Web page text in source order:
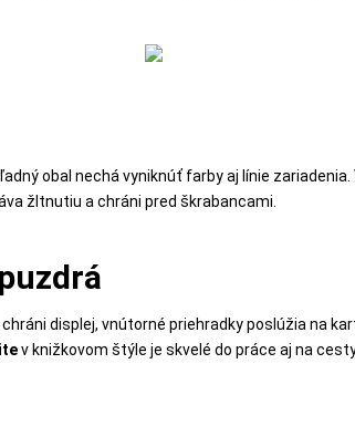
obal nechá vyniknúť farby aj línie zariadenia.
žltnutiu a chráni pred škrabancami.
displej, vnútorné priehradky poslúžia na
v knižkovom štýle je skvelé do práce aj na